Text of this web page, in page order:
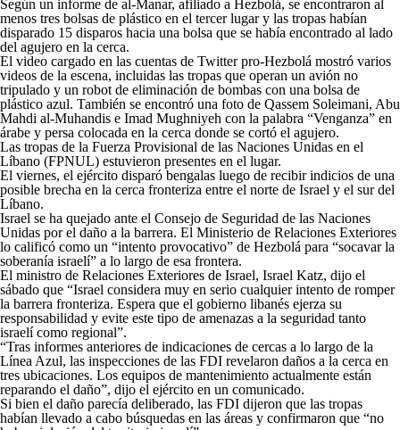
Según un informe de al-Manar, afiliado a Hezbolá, se encontraron al
menos tres bolsas de plástico en el tercer lugar y las tropas habían
disparado 15 disparos hacia una bolsa que se había encontrado al lado
del agujero en la cerca.
El video cargado en las cuentas de Twitter pro-Hezbolá mostró varios
videos de la escena, incluidas las tropas que operan un avión no
tripulado y un robot de eliminación de bombas con una bolsa de
plástico azul. También se encontró una foto de Qassem Soleimani, Abu
Mahdi al-Muhandis e Imad Mughniyeh con la palabra “Venganza” en
árabe y persa colocada en la cerca donde se cortó el agujero.
Las tropas de la Fuerza Provisional de las Naciones Unidas en el
Líbano (FPNUL) estuvieron presentes en el lugar.
El viernes, el ejército disparó bengalas luego de recibir indicios de una
posible brecha en la cerca fronteriza entre el norte de Israel y el sur del
Líbano.
Israel se ha quejado ante el Consejo de Seguridad de las Naciones
Unidas por el daño a la barrera. El Ministerio de Relaciones Exteriores
lo calificó como un “intento provocativo” de Hezbolá para “socavar la
soberanía israelí” a lo largo de esa frontera.
El ministro de Relaciones Exteriores de Israel, Israel Katz, dijo el
sábado que “Israel considera muy en serio cualquier intento de romper
la barrera fronteriza. Espera que el gobierno libanés ejerza su
responsabilidad y evite este tipo de amenazas a la seguridad tanto
israelí como regional”.
“Tras informes anteriores de indicaciones de cercas a lo largo de la
Línea Azul, las inspecciones de las FDI revelaron daños a la cerca en
tres ubicaciones. Los equipos de mantenimiento actualmente están
reparando el daño”, dijo el ejército en un comunicado.
Si bien el daño parecía deliberado, las FDI dijeron que las tropas
habían llevado a cabo búsquedas en las áreas y confirmaron que “no